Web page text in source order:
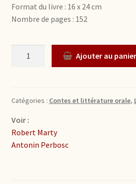
Format du livre : 16 x 24 cm
Nombre de pages : 152
Ajouter au panier
Catégories : Contes et littérature orale,
Voir :
Robert Marty
Antonin Perbosc